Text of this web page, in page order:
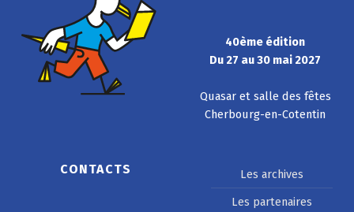
40ème édition
Du 27 au 30 mai 2027
Quasar et salle des fêtes
Cherbourg-en-Cotentin
CONTACTS
Les archives
Les partenaires